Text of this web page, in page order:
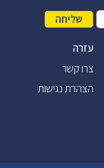
שליחה
עזרה
צרו קשר
הצהרת נגישות